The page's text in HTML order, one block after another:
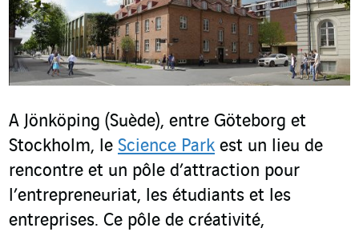
A Jönköping (Suède), entre Göteborg et
Stockholm, le Science Park est un lieu de
rencontre et un pôle d’attraction pour
l’entrepreneuriat, les étudiants et les
entreprises. Ce pôle de créativité,